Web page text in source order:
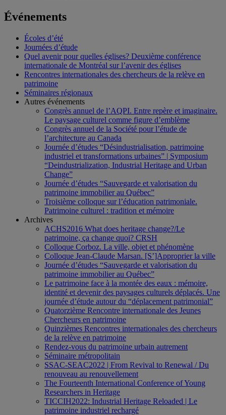
Événements
Écoles d’été
Journées d’étude
Quel avenir pour quelles églises? Deuxième conférence
internationale de Montréal sur l’avenir des églises
Rencontres internationales des chercheurs de la relève en
patrimoine
Séminaires régionaux
Autres événements
Congrès annuel de l’AQPI. Entre repère et imaginaire.
Le paysage culturel comme figure d’emblème
Congrès annuel de la Société pour l’étude de
l’architecture au Canada
Journée d’études “Désindustrialisation, patrimoine
industriel et transformations urbaines” | Symposium
“Deindustrialization, Industrial Heritage and Urban
Change”
Journée d’études “Sauvegarde et valorisation du
patrimoine immobilier au Québec”
Troisième colloque sur l’éducation patrimoniale.
Patrimoine culturel : tradition et mémoire
Archives
ACHS2016 What does heritage change?/Le
patrimoine, ça change quoi? CRSH
Colloque Corboz. La ville, objet et phénomène
Colloque Jean-Claude Marsan. [S’]Approprier la ville
Journée d’études “Sauvegarde et valorisation du
patrimoine immobilier au Québec”
Le patrimoine face à la montée des eaux : mémoire,
identité et devenir des paysages culturels déplacés. Une
journée d’étude autour du “déplacement patrimonial”
Quatorzième Rencontre internationale des Jeunes
Chercheurs en patrimoine
Quinzièmes Rencontres internationales des chercheurs
de la relève en patrimoine
Rendez-vous du patrimoine urbain autrement
Séminaire métropolitain
SSAC-SEAC2022 | From Revival to Renewal / Du
renouveau au renouvellement
The Fourteenth International Conference of Young
Researchers in Heritage
TICCIH2022: Industrial Heritage Reloaded | Le
patrimoine industriel rechargé